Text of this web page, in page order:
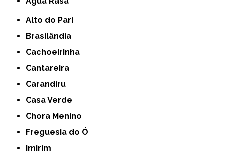
Alto do Pari
Brasilândia
Cachoeirinha
Cantareira
Carandiru
Casa Verde
Chora Menino
Freguesia do Ó
Imirim